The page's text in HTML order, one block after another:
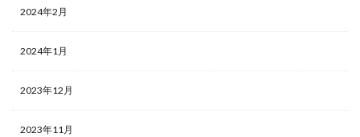
2024年2月
2024年1月
2023年12月
2023年11月